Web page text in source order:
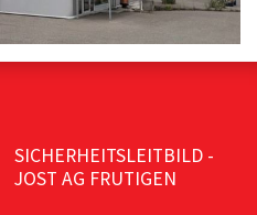
SICHERHEITSLEITBILD -
JOST AG FRUTIGEN